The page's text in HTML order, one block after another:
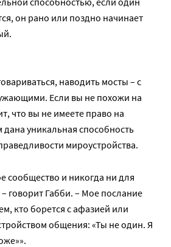
он рано или поздно начинает
наводить мосты – с
Если вы не похожи на
что вы не имеете право на
дана уникальная способность
мироустройства.
сообщество и никогда ни для
– говорит Габби. – Мое послание
кто борется с афазией или
общения: «Ты не один. Я
тоже»».